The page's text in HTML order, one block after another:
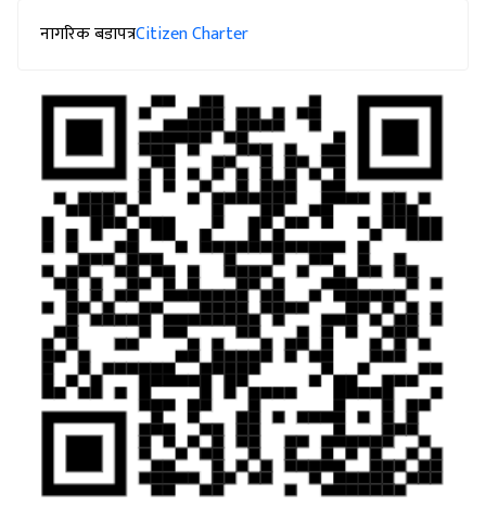
नागरिक बडापत्रCitizen Charter